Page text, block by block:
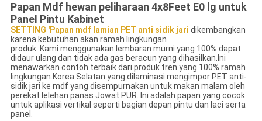
Papan Mdf hewan peliharaan 4x8Feet E0 lg untuk
Panel Pintu Kabinet
SETTING 'Papan mdf lamian PET anti sidik jari dikembangkan
karena kebutuhan akan ramah lingkungan
produk. Kami menggunakan lembaran murni yang 100% dapat
didaur ulang dan tidak ada gas beracun yang dihasilkan.Ini
menawarkan contoh terbaik dari produk tren yang 100% ramah
lingkungan.Korea Selatan yang dilaminasi mengimpor PET anti-
sidik jari ke mdf yang disempurnakan untuk makan malam oleh
perekat lelehan panas Jowat PUR. Ini adalah papan yang cocok
untuk aplikasi vertikal seperti bagian depan pintu dan laci serta
panel.